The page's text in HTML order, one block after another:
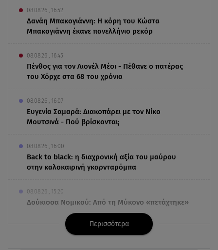
08.08.26 , 16:52
Δανάη Μπακογιάννη: Η κόρη του Κώστα
Μπακογιάννη έκανε πανελλήνιο ρεκόρ
08.08.26 , 16:45
Πένθος για τον Λιονέλ Μέσι - Πέθανε ο πατέρας
του Χόρχε στα 68 του χρόνια
08.08.26 , 16:07
Ευγενία Σαμαρά: Διακοπάρει με τον Νίκο
Μουτσινά - Πού βρίσκονται;
08.08.26 , 16:00
Back to black: η διαχρονική αξία του μαύρου
στην καλοκαιρινή γκαρνταρόμπα
08.08.26 , 15:20
Δούκισσα Νομικού: Από τη Μύκονο «πετάχτηκε»
στη Γαλλική Πολυνησία!
Λυκαβηττός: Σε 57χρονη γυναίκα ανήκει η σορός
Περισσότερα